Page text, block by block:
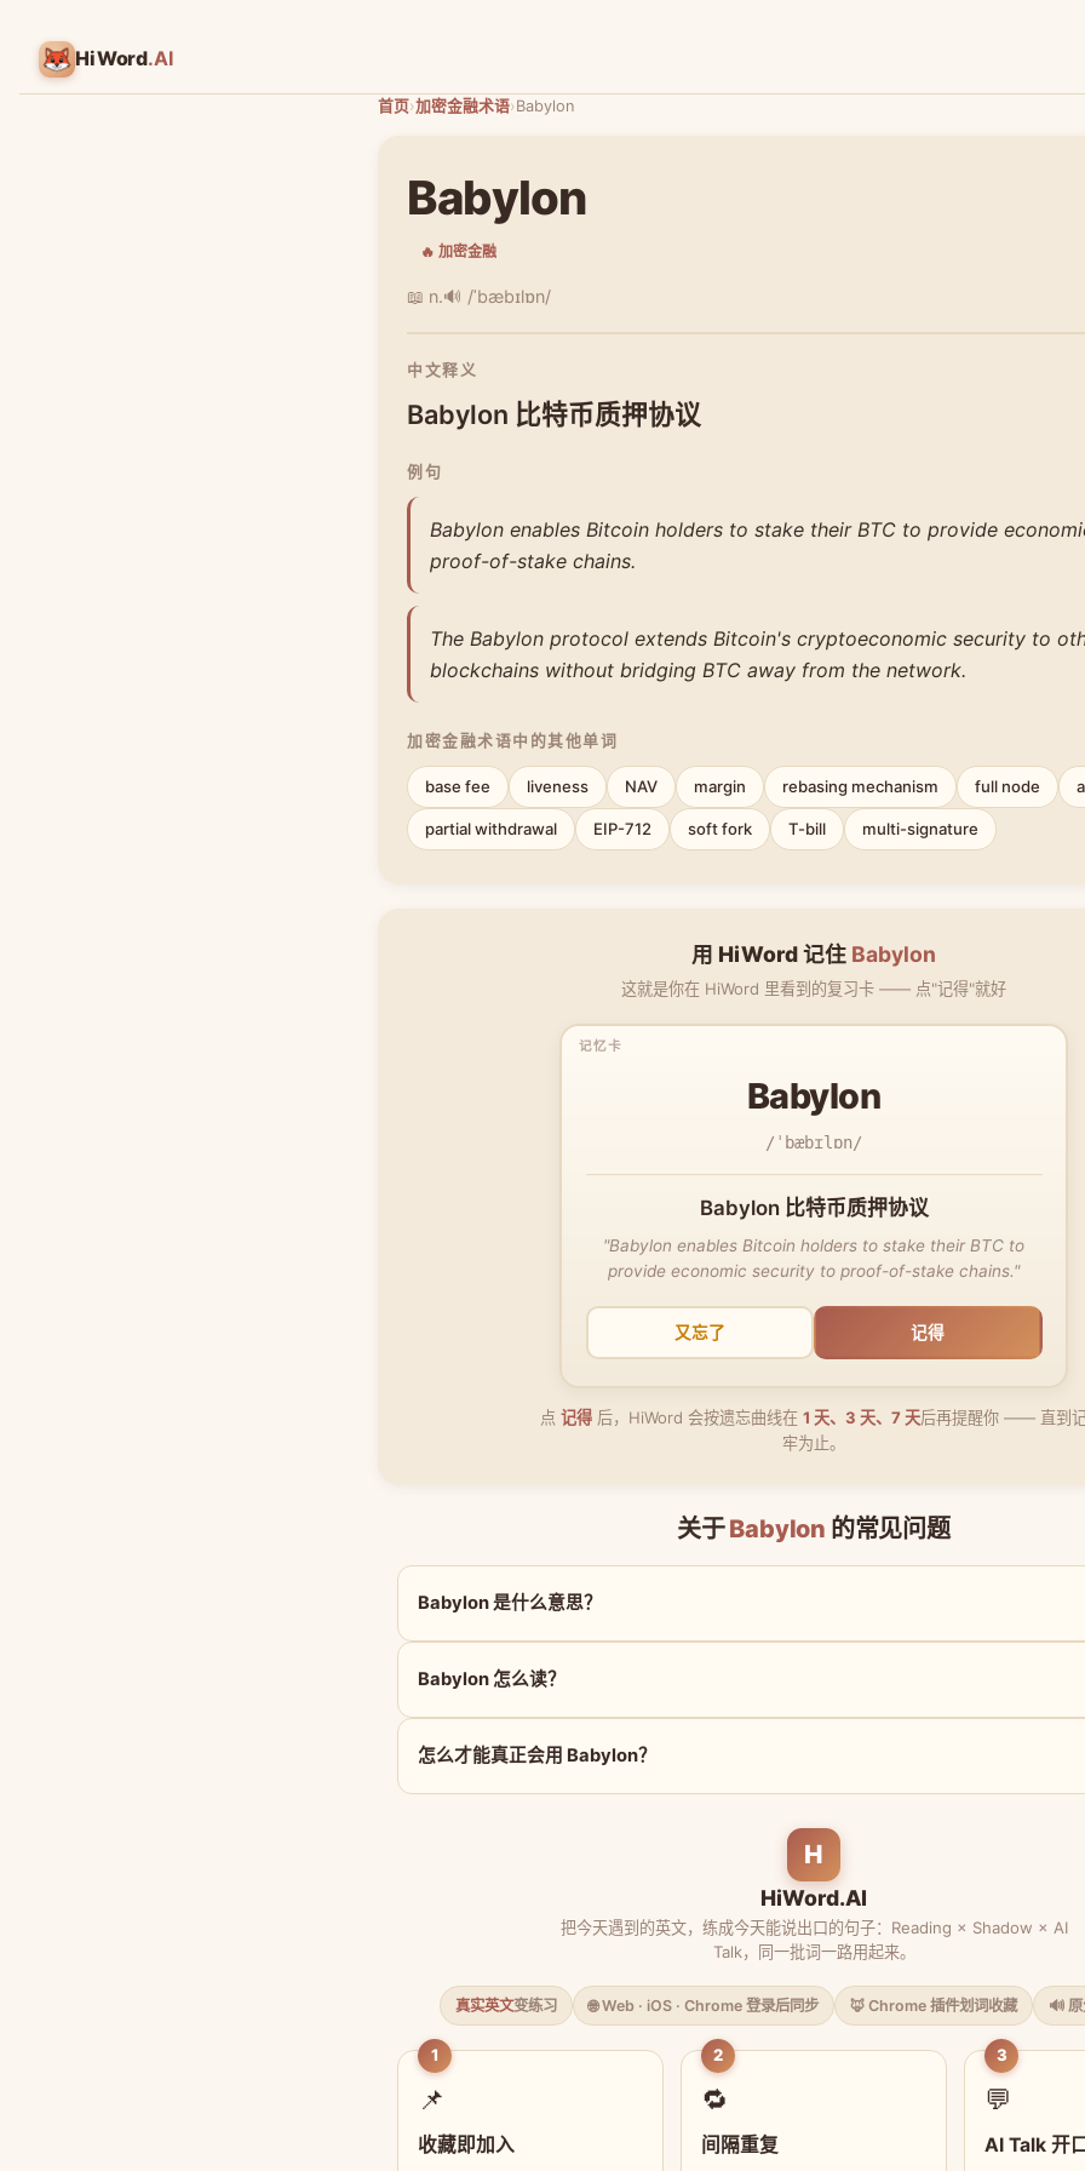
HiWord.AI
首页›加密金融术语›Babylon
Babylon
🔥 加密金融
📖 n.🔊 /ˈbæbɪlɒn/
中文释义
Babylon 比特币质押协议
例句
Babylon enables Bitcoin holders to stake their BTC to provide
proof-of-stake chains.
The Babylon protocol extends Bitcoin's cryptoeconomic security to
blockchains without bridging BTC away from the network.
加密金融术语中的其他单词
base fee liveness NAV margin rebasing mechanism full node
partial withdrawal EIP-712 soft fork T-bill multi-signature
用 HiWord 记住 Babylon
这就是你在 HiWord 里看到的复习卡 —— 点"记得"就好
Babylon
/ˈbæbɪlɒn/
Babylon 比特币质押协议
"Babylon enables Bitcoin holders to stake their BTC to
provide economic security to proof-of-stake chains."
又忘了 记得
点 记得 后，HiWord 会按遗忘曲线在 1 天、3 天、7 天后再提醒你 —— 直到
牢为止。
关于Babylon 的常见问题
Babylon 是什么意思？
Babylon 怎么读？
怎么才能真正会用 Babylon？
H
HiWord.AI
把今天遇到的英文，练成今天能说出口的句子：Reading × Shadow × AI
Talk，同一批词一路用起来。
真实英文变练习 🌐 Web · iOS · Chrome 登录后同步 🦊 Chrome 插件划词收藏 🔊
1
📌
收藏即加入
2
🔁
间隔重复
3
💬
AI Talk 开